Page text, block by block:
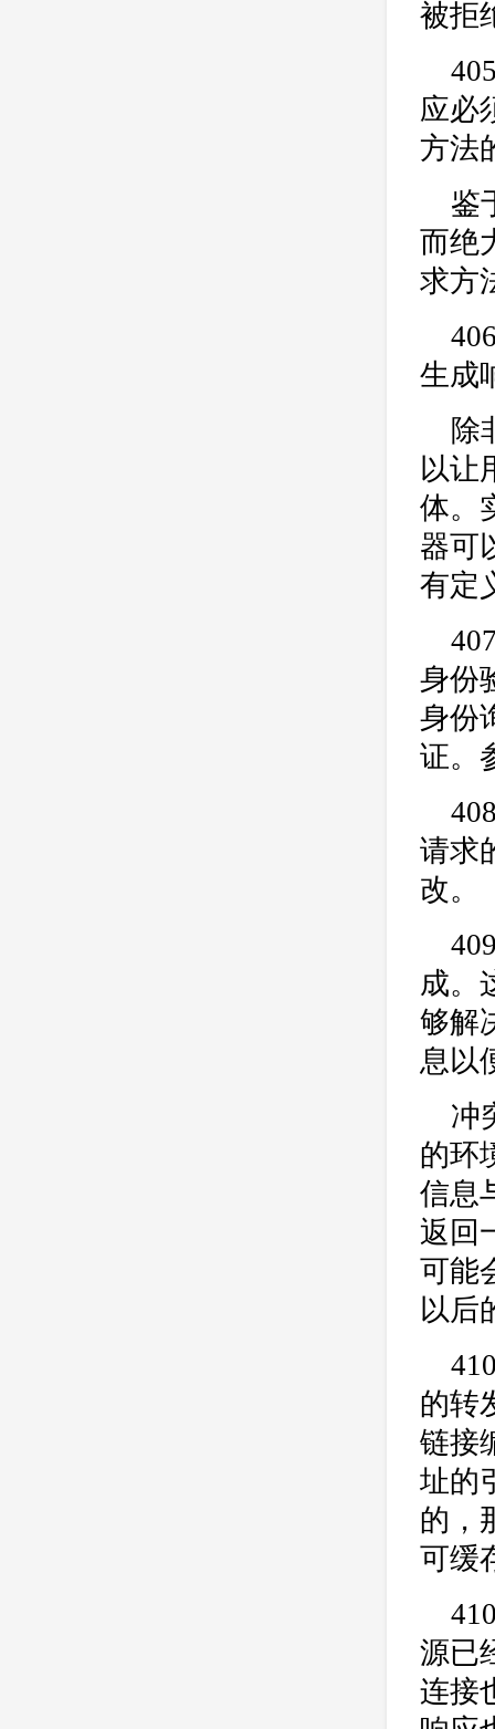
被拒
应必
方法
鉴
而绝
求方
生成
除
以让
体。
器可
有定
身份
身份
证。
请求
改。
成。
够解
息以
冲
的环
信息
返回
可能
以后
的转
链接
址的
的，
可缓
源已
连接